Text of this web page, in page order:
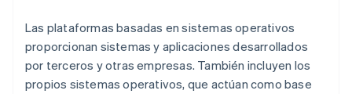
Las plataformas basadas en sistemas operativos
proporcionan sistemas y aplicaciones desarrollados
por terceros y otras empresas. También incluyen los
propios sistemas operativos, que actúan como base